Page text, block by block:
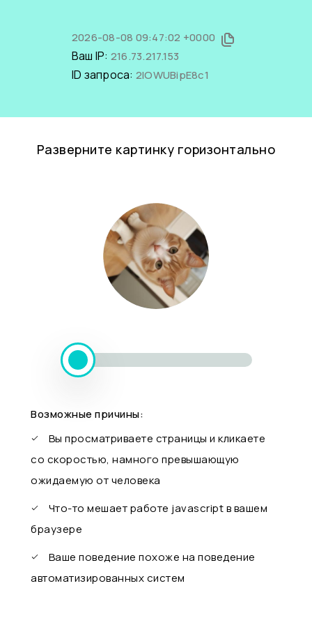
2026-08-08 09:47:02 +0000
Ваш IP: 216.73.217.153
ID запроса: 2lOWUBipE8c1
Разверните картинку горизонтально
Возможные причины:
Вы просматриваете страницы и кликаете
со скоростью, намного превышающую
ожидаемую от человека
Что-то мешает работе javascript в вашем
браузере
Ваше поведение похоже на поведение
автоматизированных систем